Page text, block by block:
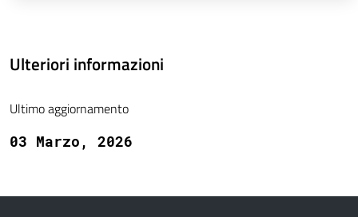
Ulteriori informazioni
Ultimo aggiornamento
03 Marzo, 2026